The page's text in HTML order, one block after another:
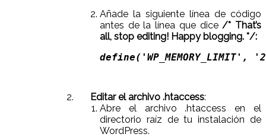
Añade la siguiente línea de código
antes de la línea que dice/* That’s
all, stop editing! Happy blogging. */:
Editar el archivo .htaccess:
Abre el archivo .htaccess en el
directorio raíz de tu instalación de
WordPress.